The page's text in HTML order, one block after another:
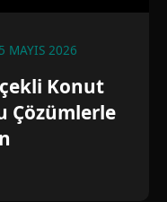
MAYIS 2026
Konut
Çözümlerle